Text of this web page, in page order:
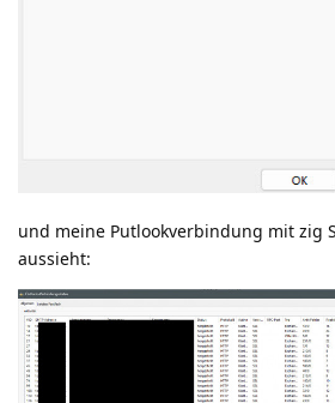
und meine Putlookverbindung mit zig
aussieht: